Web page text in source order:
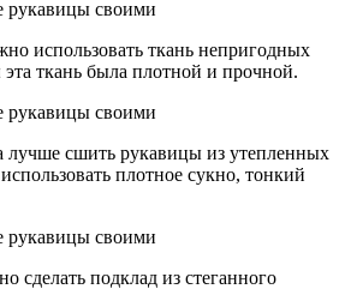
использовать ткань непригодных
ткань была плотной и прочной.
лучше сшить рукавицы из утепленных
плотное сукно, тонкий
сделать подклад из стеганного